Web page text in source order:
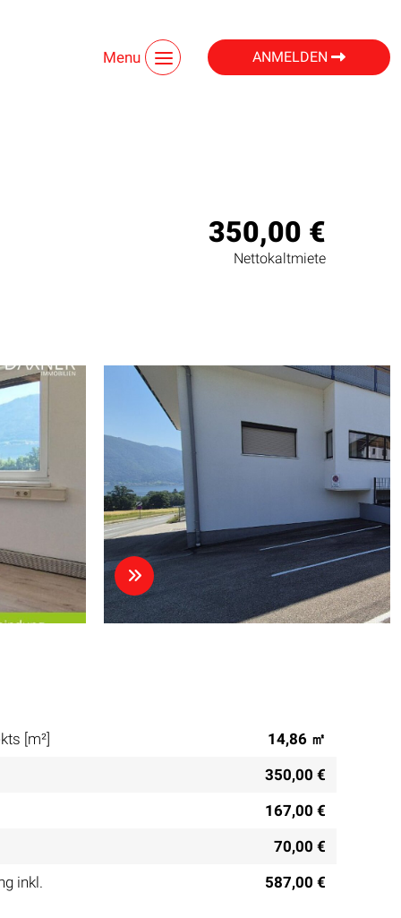
Menu ANMELDEN
350,00 €
Nettokaltmiete
[m²]
14,86 ㎡
350,00 €
167,00 €
70,00 €
inkl.
587,00 €